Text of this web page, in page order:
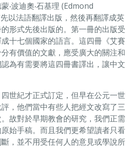
‧波迪奧‧石基理 (Edmond
以法語翻譯出版，然後再翻譯成英
形式先後出版的。第一冊的出版受
十七個國家的語言。這四冊《艾賽
有價值的文獻，應受廣大的關注和
為有需要將這四冊書譯出，讓中文
世紀才正式訂定，但早在公元一世
，他們當中有些人把經文改寫了三
故對於早期教會的研究，我們正需
始手稿。而且我們更希望讀者只看
，並不用受任何人的意見或學說所